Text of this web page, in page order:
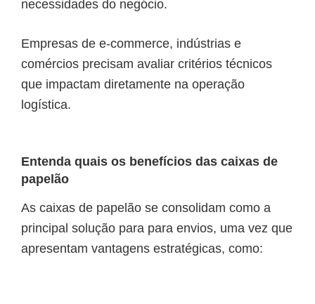
necessidades do negócio.
Empresas de e-commerce, indústrias e
comércios precisam avaliar critérios técnicos
que impactam diretamente na operação
logística.
Entenda quais os benefícios das caixas de
papelão
As caixas de papelão se consolidam como a
principal solução para para envios, uma vez que
apresentam vantagens estratégicas, como: